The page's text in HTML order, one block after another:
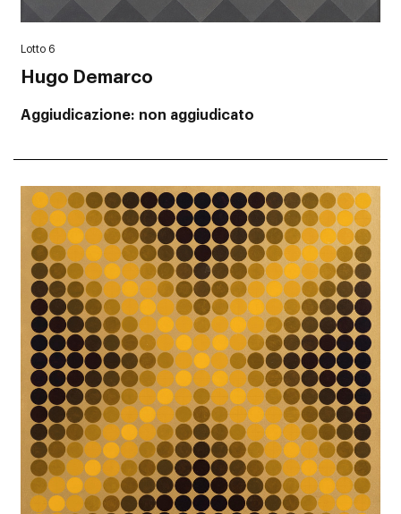
Lotto 6
Hugo Demarco
Aggiudicazione non aggiudicato